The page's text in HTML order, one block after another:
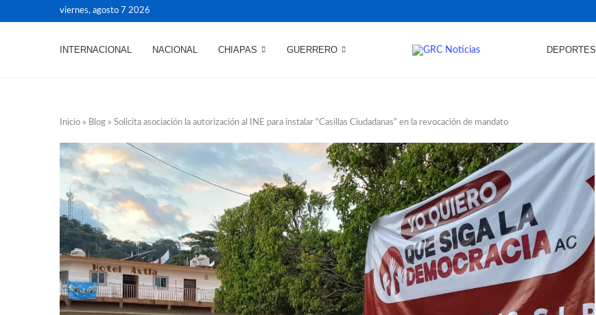
viernes, agosto 7 2026
INTERNACIONAL NACIONAL CHIAPAS GUERRERO DEPORTES
Inicio » Blog » Solicita asociación la autorización al INE para instalar “Casillas Ciudadanas” en la revocación de mandato